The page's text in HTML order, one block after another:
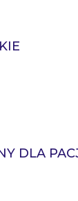
DLA